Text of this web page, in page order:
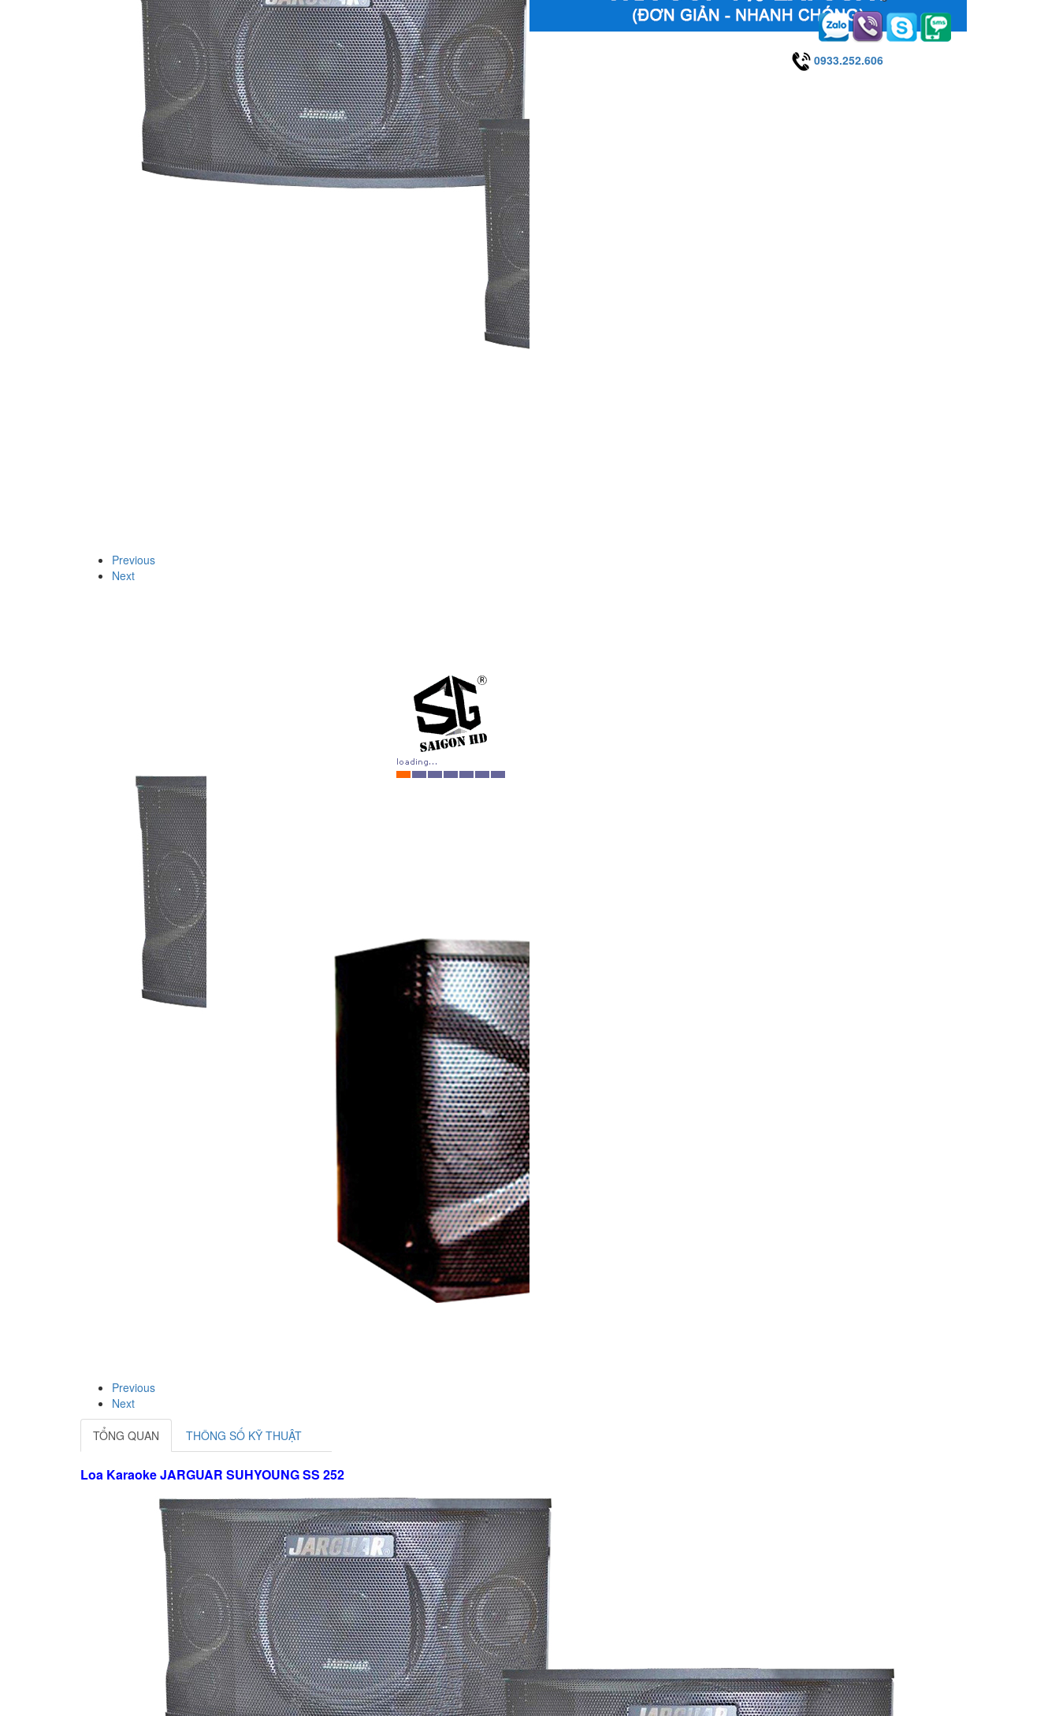
Previous
Next
Previous
Next
0933.252.606
TỔNG QUAN THÔNG SỐ KỸ THUẬT
Loa Karaoke JARGUAR SUHYOUNG SS 252